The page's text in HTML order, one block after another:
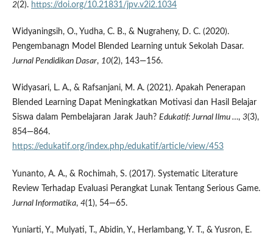
2(2). https://doi.org/10.21831/jpv.v2i2.1034
Widyaningsih, O., Yudha, C. B., & Nugraheny, D. C. (2020).
Pengembanagn Model Blended Learning untuk Sekolah Dasar.
Jurnal Pendidikan Dasar, 10(2), 143—156.
Widyasari, L. A., & Rafsanjani, M. A. (2021). Apakah Penerapan
Blended Learning Dapat Meningkatkan Motivasi dan Hasil Belajar
Siswa dalam Pembelajaran Jarak Jauh? Edukatif: Jurnal Ilmu …, 3(3),
854—864.
https://edukatif.org/index.php/edukatif/article/view/453
Yunanto, A. A., & Rochimah, S. (2017). Systematic Literature
Review Terhadap Evaluasi Perangkat Lunak Tentang Serious Game.
Jurnal Informatika, 4(1), 54—65.
Yuniarti, Y., Mulyati, T., Abidin, Y., Herlambang, Y. T., & Yusron, E.